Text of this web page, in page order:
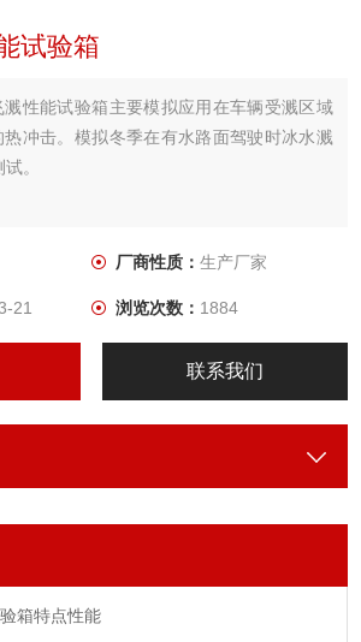
试验箱
溅性能试验箱主要模拟应用在车辆受溅区域
冲击。模拟冬季在有水路面驾驶时冰水溅
。
厂商性质： 生产厂家
21 浏览次数： 1884
联系我们
箱特点性能